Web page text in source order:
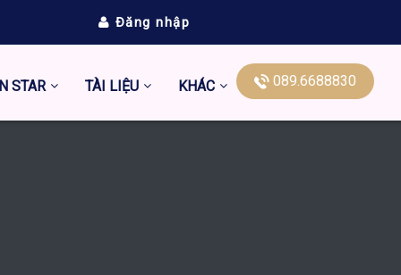
Đăng nhập
STAR TÀI LIỆU KHÁC 089.6688830